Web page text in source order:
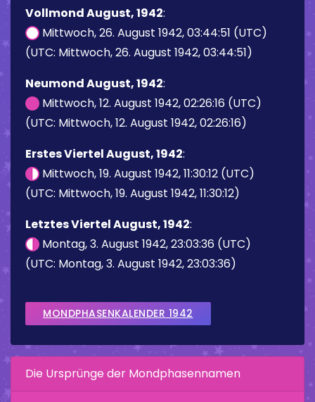
Vollmond August, 1942:
Mittwoch, 26. August 1942, 03:44:51 (UTC)
(UTC: Mittwoch, 26. August 1942, 03:44:51)
Neumond August, 1942:
Mittwoch, 12. August 1942, 02:26:16 (UTC)
(UTC: Mittwoch, 12. August 1942, 02:26:16)
Erstes Viertel August, 1942:
Mittwoch, 19. August 1942, 11:30:12 (UTC)
(UTC: Mittwoch, 19. August 1942, 11:30:12)
Letztes Viertel August, 1942:
Montag, 3. August 1942, 23:03:36 (UTC)
(UTC: Montag, 3. August 1942, 23:03:36)
MONDPHASENKALENDER 1942
Die Ursprünge der Mondphasennamen